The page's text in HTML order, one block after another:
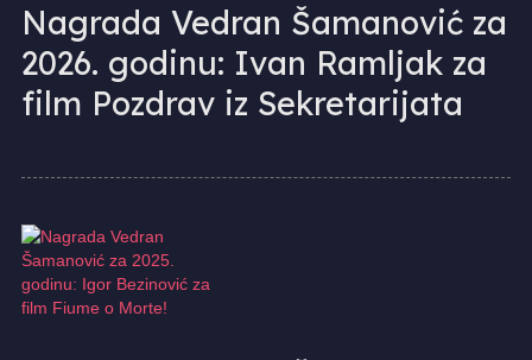
Nagrada Vedran Šamanović za
2026. godinu: Ivan Ramljak za
film Pozdrav iz Sekretarijata